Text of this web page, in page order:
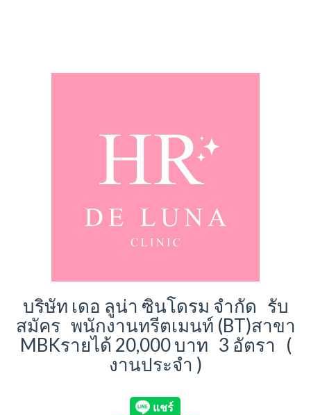
บริษัท เดอ ลูน่า ซินโดรม จำกัด รับ
สมัคร พนักงานทรีตเมนท์ (BT)สาขา
MBKรายได้ 20,000 บาท 3 อัตรา (
งานประจำ )